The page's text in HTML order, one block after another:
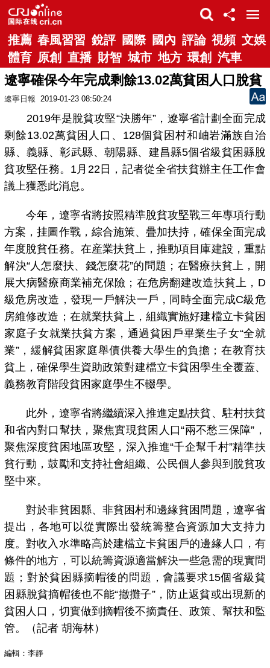
推薦 春風習習 銳評 國際 國內 評論 視頻 文娛
體育 原創 直播 財智 城市 地方 環創 汽車
遼寧確保今年完成剩餘13.02萬貧困人口脫貧
遼寧日報 2019-01-23 08:50:24
2019年是脫貧攻堅“決勝年”，遼寧省計劃全面完成
剩餘13.02萬貧困人口、128個貧困村和岫岩滿族自治
縣、義縣、彰武縣、朝陽縣、建昌縣5個省級貧困縣脫
貧攻堅任務。1月22日，記者從全省扶貧辦主任工作會
議上獲悉此消息。
今年， 遼寧省將按照精準脫貧攻堅戰三年專項行動
方案，挂圖作戰，綜合施策、疊加扶持，確保全面完成
年度脫貧任務。在産業扶貧上，推動項目庫建設，重點
解決“人怎麼扶、錢怎麼花”的問題；在醫療扶貧上，開
展大病醫療商業補充保險；在危房翻建改造扶貧上，D
級危房改造，發現一戶解決一戶，同時全面完成C級危
房維修改造；在就業扶貧上，組織實施好建檔立卡貧困
家庭子女就業扶貧方案，通過貧困戶畢業生子女“全就
業”，緩解貧困家庭舉債供養大學生的負擔；在教育扶
貧上，確保學生資助政策對建檔立卡貧困學生全覆蓋、
義務教育階段貧困家庭學生不輟學。
此外， 遼寧省將繼續深入推進定點扶貧、駐村扶貧
和省內對口幫扶，聚焦實現貧困人口“兩不愁三保障”，
聚焦深度貧困地區攻堅，深入推進“千企幫千村”精準扶
貧行動，鼓勵和支持社會組織、公民個人參與到脫貧攻
堅中來。
對於非貧困縣、非貧困村和邊緣貧困問題， 遼寧省
提出，各地可以從實際出發統籌整合資源加大支持力
度。對收入水準略高於建檔立卡貧困戶的邊緣人口，有
條件的地方，可以統籌資源適當解決一些急需的現實問
題；對於貧困縣摘帽後的問題，會議要求15個省級貧
困縣脫貧摘帽後也不能“撤攤子”，防止返貧或出現新的
貧困人口，切實做到摘帽後不摘責任、政策、幫扶和監
管。（記者 胡海林）
編輯：李靜